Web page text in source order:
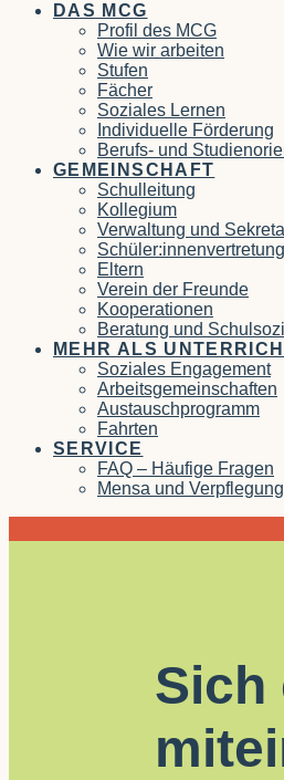
DAS MCG
Profil des MCG
Wie wir arbeiten
Stufen
Fächer
Soziales Lernen
Individuelle Förderung
Berufs- und
GEMEINSCHAFT
Schulleitung
Kollegium
Verwaltung und
Schüler:innenvertretung
Eltern
Verein der Freunde
Kooperationen
Beratung und
MEHR ALS
Soziales Engagement
Arbeitsgemeinschaften
Austauschprogramm
Fahrten
SERVICE
FAQ – Häufige Fragen
Mensa und Verpflegung
Sich